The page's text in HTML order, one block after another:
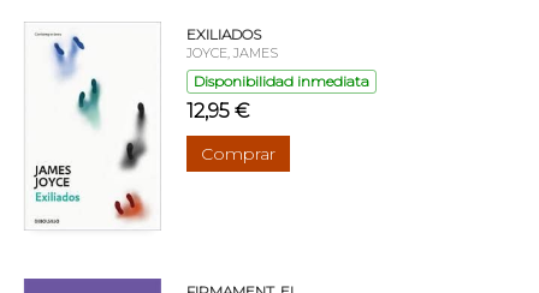
EXILIADOS
JOYCE, JAMES
Disponibilidad inmediata
12,95 €
Comprar